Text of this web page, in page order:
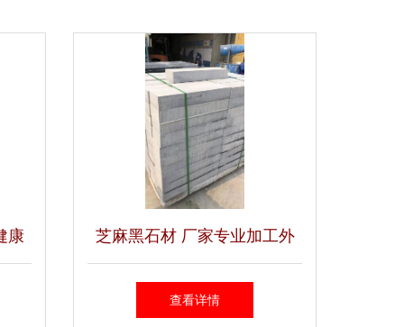
康 芝麻黑石材 厂家专业加工外
墙干挂与地铺石的工艺流程与
查看详情